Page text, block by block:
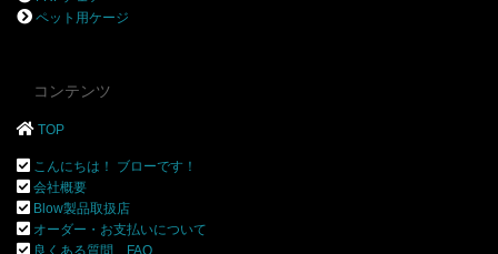
ペット用ケージ
コンテンツ
TOP
こんにちは！ ブローです！
会社概要
Blow製品取扱店
オーダー・お支払いについて
良くある質問 FAQ